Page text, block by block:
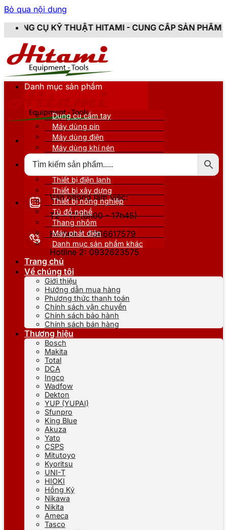
Bỏ qua nội dung
HITAMI - CUNG CẤP SẢN PHẨM CHÍNH HÃNG,
Văn phòng làm việc:
T2 - T7 (8h00 - 17h45)
Hotline 1: 0866617579
Hotline 2: 0932623575
Danh mục sản phẩm
Dụng cụ cầm tay
Máy dùng pin
Máy dùng điện
Máy dùng khí nén
Thiết bị nâng đỡ
Thiết bị điện lạnh
Thiết bị xây dựng
Thiết bị nông nghiệp
Tủ đồ nghề
Thang nhôm
Máy phát điện
Danh mục sản phẩm khác
Trang chủ
Về chúng tôi
Giới thiệu
Hướng dẫn mua hàng
Phương thức thanh toán
Chính sách vận chuyển
Chính sách bảo hành
Chính sách bán hàng
Thương hiệu
Bosch
Makita
Total
DCA
Ingco
Wadfow
Dekton
YUP (YUPAI)
Sfunpro
King Blue
Akuza
Yato
CSPS
Mitutoyo
Kyoritsu
UNI-T
HIOKI
Hồng Ký
Nikawa
Nikita
Ameca
Tasco